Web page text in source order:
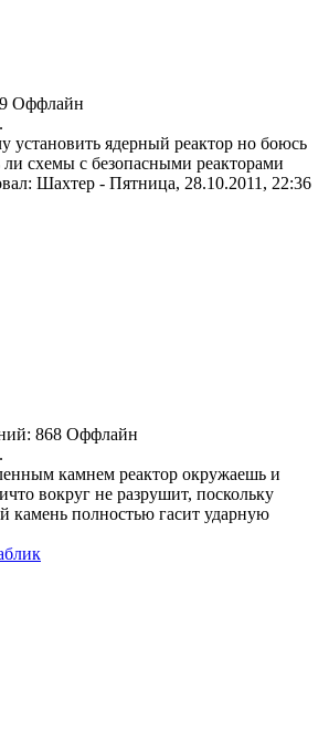
Оффлайн
.
установить ядерный реактор но боюсь
ли схемы с безопасными реакторами
Шахтер - Пятница, 28.10.2011, 22:36
868 Оффлайн
.
камнем реактор окружаешь и
вокруг не разрушит, поскольку
камень полностью гасит ударную